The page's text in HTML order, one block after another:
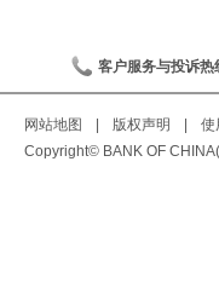
客户服务与投诉热
网站地图 版权声明 使
Copyright© BANK OF